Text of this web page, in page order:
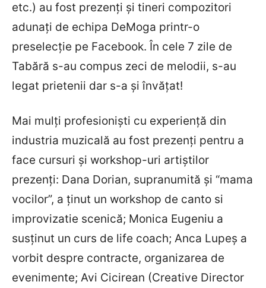
etc.) au fost prezenți și tineri compozitori
adunați de echipa DeMoga printr-o
preselecție pe Facebook. În cele 7 zile de
Tabără s-au compus zeci de melodii, s-au
legat prietenii dar s-a și învățat!
Mai mulți profesioniști cu experiență din
industria muzicală au fost prezenți pentru a
face cursuri și workshop-uri artiștilor
prezenți: Dana Dorian, supranumită și “mama
vocilor”, a ținut un workshop de canto si
improvizatie scenică; Monica Eugeniu a
susținut un curs de life coach; Anca Lupeș a
vorbit despre contracte, organizarea de
evenimente; Avi Cicirean (Creative Director